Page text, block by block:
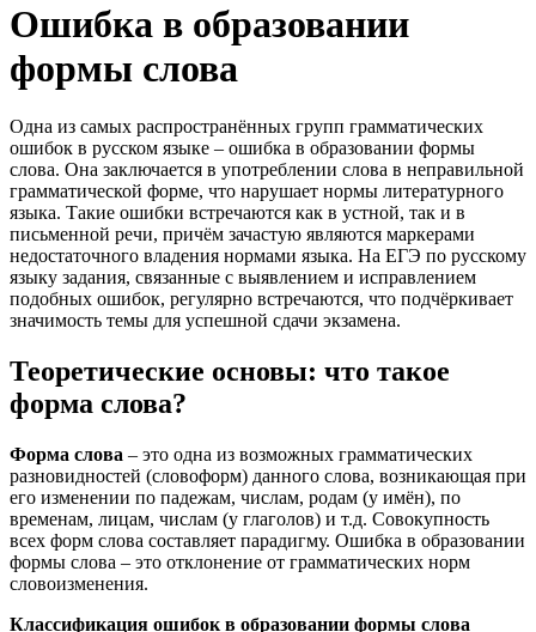
Ошибка в образовании
формы слова
Одна из самых распространённых групп грамматических
ошибок в русском языке – ошибка в образовании формы
слова. Она заключается в употреблении слова в неправильной
грамматической форме, что нарушает нормы литературного
языка. Такие ошибки встречаются как в устной, так и в
письменной речи, причём зачастую являются маркерами
недостаточного владения нормами языка. На ЕГЭ по русскому
языку задания, связанные с выявлением и исправлением
подобных ошибок, регулярно встречаются, что подчёркивает
значимость темы для успешной сдачи экзамена.
Теоретические основы: что такое
форма слова?
Форма слова – это одна из возможных грамматических
разновидностей (словоформ) данного слова, возникающая при
его изменении по падежам, числам, родам (у имён), по
временам, лицам, числам (у глаголов) и т.д. Совокупность
всех форм слова составляет парадигму. Ошибка в образовании
формы слова – это отклонение от грамматических норм
словоизменения.
Классификация ошибок в образовании формы слова